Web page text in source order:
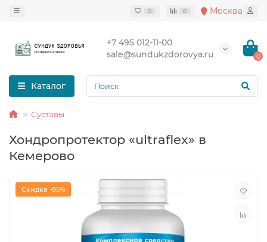
0 0 Москва
+7 495 012-11-00
sale@sundukzdorovya.ru
0
Каталог
Суставы
Хондропротектор «ultraflex» в
Кемерово
Скидка -85%